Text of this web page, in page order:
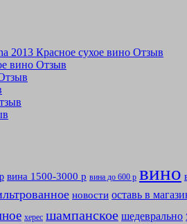
2013 Красное сухое вино Отзыв
вино Отзыв
вина 1500-3000 р вина до 600 р вино
новости оставь в
херес шампанское шедеврально